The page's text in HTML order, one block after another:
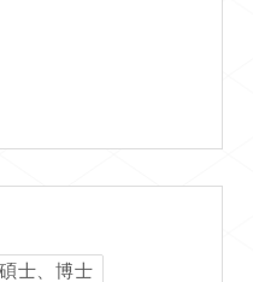
士、博士